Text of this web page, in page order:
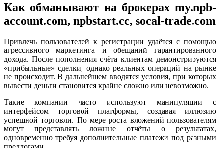
Как обманывают на брокерах my.npb-
account.com, npbstart.cc, socal-trade.com
Привлечь пользователей к регистрации удаётся с помощью
агрессивного маркетинга и обещаний гарантированного
дохода. После пополнения счёта клиентам демонстрируются
«прибыльные» сделки, однако реальных операций на рынке
не происходит. В дальнейшем вводятся условия, при которых
вывести деньги становится крайне сложно или невозможно.
Такие компании часто используют манипуляции с
интерфейсом торговой платформы, создавая иллюзию
успешной торговли. По мере роста вложений пользователям
могут представлять ложные отчёты о результатах,
одновременно требуя дополнительные платежи под разными
предлогами.